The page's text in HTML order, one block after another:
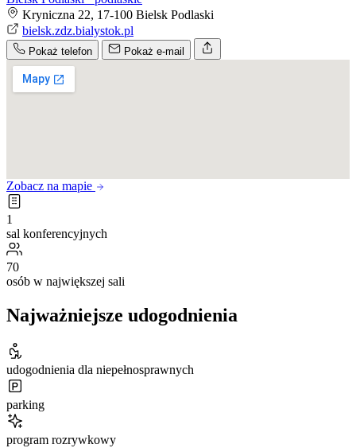
Kryniczna 22, 17-100 Bielsk Podlaski
bielsk.zdz.bialystok.pl
Pokaż telefon Pokaż e-mail
Zobacz na mapie
1
sal konferencyjnych
70
osób w największej sali
Najważniejsze udogodnienia
udogodnienia dla niepełnosprawnych
parking
program rozrywkowy